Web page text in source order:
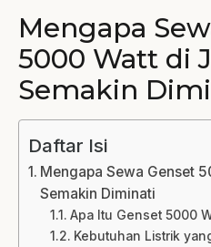
Mengapa
5000 Watt di
Semakin
Daftar Isi
Mengapa Sewa Genset
Semakin Diminati
Apa Itu Genset 5000
Kebutuhan Listrik